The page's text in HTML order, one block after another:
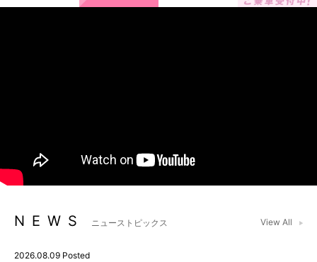
NEWS ニューストピックス View All
2026.08.09 Posted